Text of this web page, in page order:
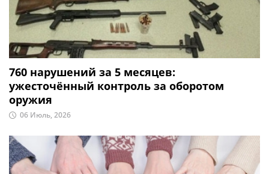
760 нарушений за 5 месяцев:
ужесточённый контроль за оборотом
оружия
06 Июль, 2026